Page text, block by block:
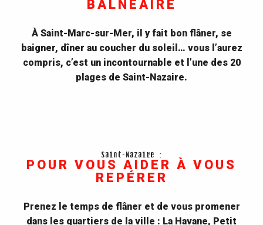
BALNÉAIRE
À Saint-Marc-sur-Mer, il y fait bon flâner, se
baigner, dîner au coucher du soleil… vous l’aurez
compris, c’est un incontournable et l’une des 20
plages de Saint-Nazaire.
quartier balnéaire de la ville. Et le moins que
l’on puisse dire,...
LIRE LA SUITE
Saint-Nazaire :
POUR VOUS AIDER À VOUS
REPÉRER
Prenez le temps de flâner et de vous promener
dans les quartiers de la ville : La Havane, Petit